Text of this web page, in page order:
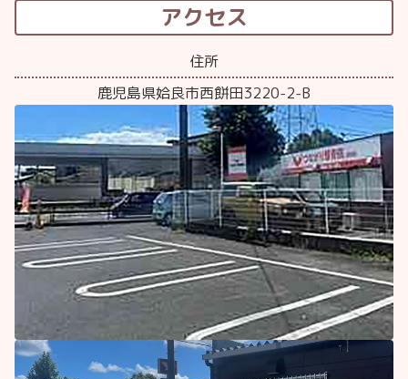
アクセス
住所
鹿児島県姶良市西餅田3220-2-B